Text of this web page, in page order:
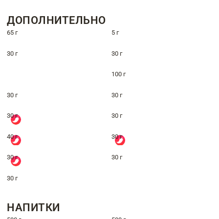
ДОПОЛНИТЕЛЬНО
65 г 5 г
30 г 30 г
100 г
30 г 30 г
30 г 30 г
40 г 30 г
30 г 30 г
30 г
НАПИТКИ